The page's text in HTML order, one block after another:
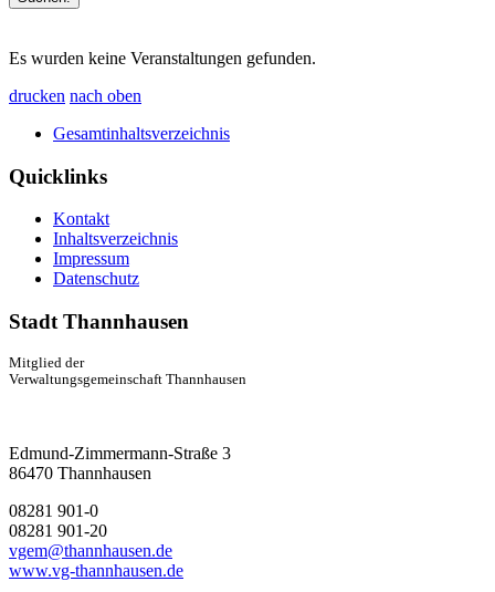
Es wurden keine Veranstaltungen gefunden.
drucken nach oben
Gesamtinhaltsverzeichnis
Quicklinks
Kontakt
Inhaltsverzeichnis
Impressum
Datenschutz
Stadt Thannhausen
Mitglied der
Verwaltungsgemeinschaft Thannhausen
Edmund-Zimmermann-Straße 3
86470 Thannhausen
08281 901-0
08281 901-20
vgem@thannhausen.de
www.vg-thannhausen.de